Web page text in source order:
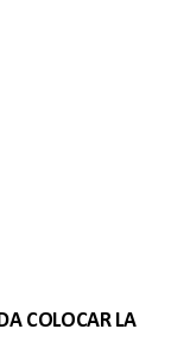
COLOCAR LA